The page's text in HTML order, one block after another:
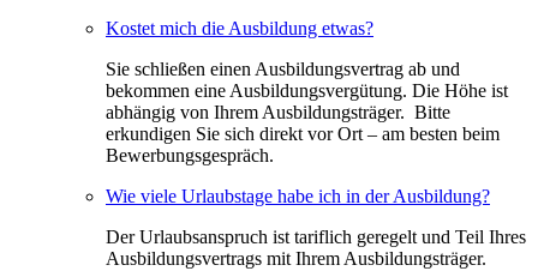
Kostet mich die Ausbildung etwas?
Sie schließen einen Ausbildungsvertrag ab und
bekommen eine Ausbildungsvergütung. Die Höhe ist
abhängig von Ihrem Ausbildungsträger. Bitte
erkundigen Sie sich direkt vor Ort – am besten beim
Bewerbungsgespräch.
Wie viele Urlaubstage habe ich in der Ausbildung?
Der Urlaubsanspruch ist tariflich geregelt und Teil Ihres
Ausbildungsvertrags mit Ihrem Ausbildungsträger.